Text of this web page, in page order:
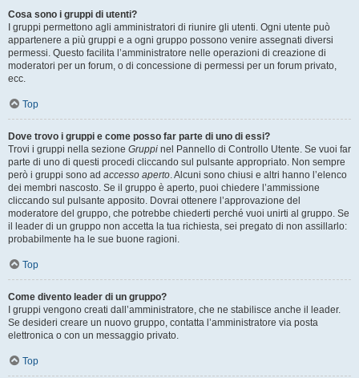
Cosa sono i gruppi di utenti?
I gruppi permettono agli amministratori di riunire gli utenti. Ogni utente può
appartenere a più gruppi e a ogni gruppo possono venire assegnati diversi
permessi. Questo facilita l’amministratore nelle operazioni di creazione di
moderatori per un forum, o di concessione di permessi per un forum privato,
ecc.
Top
Dove trovo i gruppi e come posso far parte di uno di essi?
Trovi i gruppi nella sezione Gruppi nel Pannello di Controllo Utente. Se vuoi far
parte di uno di questi procedi cliccando sul pulsante appropriato. Non sempre
però i gruppi sono ad accesso aperto. Alcuni sono chiusi e altri hanno l’elenco
dei membri nascosto. Se il gruppo è aperto, puoi chiedere l’ammissione
cliccando sul pulsante apposito. Dovrai ottenere l’approvazione del
moderatore del gruppo, che potrebbe chiederti perché vuoi unirti al gruppo. Se
il leader di un gruppo non accetta la tua richiesta, sei pregato di non assillarlo:
probabilmente ha le sue buone ragioni.
Top
Come divento leader di un gruppo?
I gruppi vengono creati dall’amministratore, che ne stabilisce anche il leader.
Se desideri creare un nuovo gruppo, contatta l’amministratore via posta
elettronica o con un messaggio privato.
Top